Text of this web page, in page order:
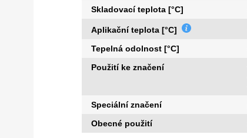
Skladovací teplota [°C]
Aplikační teplota [°C]
Tepelná odolnost [°C]
Použití ke značení
Speciální značení
Obecné použití